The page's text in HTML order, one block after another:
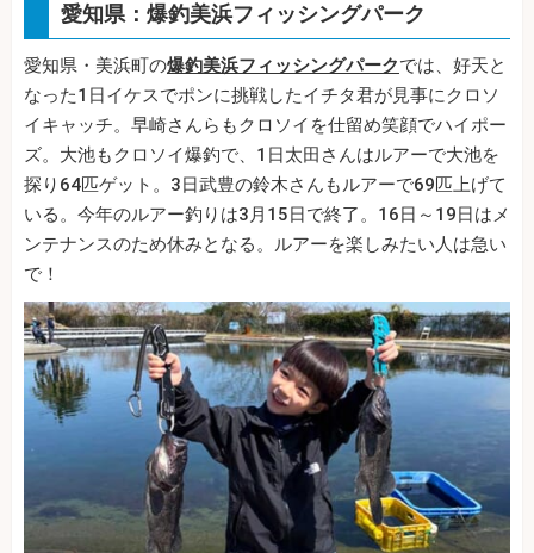
愛知県：爆釣美浜フィッシングパーク
愛知県・美浜町の爆釣美浜フィッシングパークでは、好天と
なった1日イケスでポンに挑戦したイチタ君が見事にクロソ
イキャッチ。早崎さんらもクロソイを仕留め笑顔でハイポー
ズ。大池もクロソイ爆釣で、1日太田さんはルアーで大池を
探り64匹ゲット。3日武豊の鈴木さんもルアーで69匹上げて
いる。今年のルアー釣りは3月15日で終了。16日～19日はメ
ンテナンスのため休みとなる。ルアーを楽しみたい人は急い
で！